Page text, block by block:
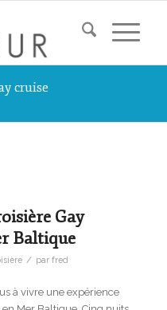
cruise
Gay
Baltique
/ par fred
à vivre une expérience